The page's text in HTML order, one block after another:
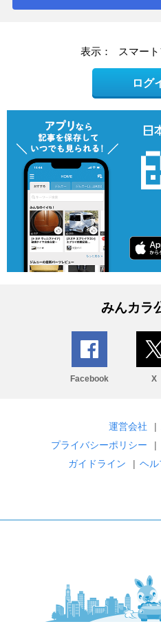
表示： スマー
ログ
みんカラ
Facebook X
運営会社 |
プライバシーポリシー
|
ガイドライン
| ヘル